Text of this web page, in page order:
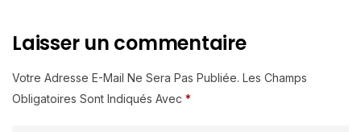
Laisser un commentaire
Votre Adresse E-Mail Ne Sera Pas Publiée. Les Champs
Obligatoires Sont Indiqués Avec *